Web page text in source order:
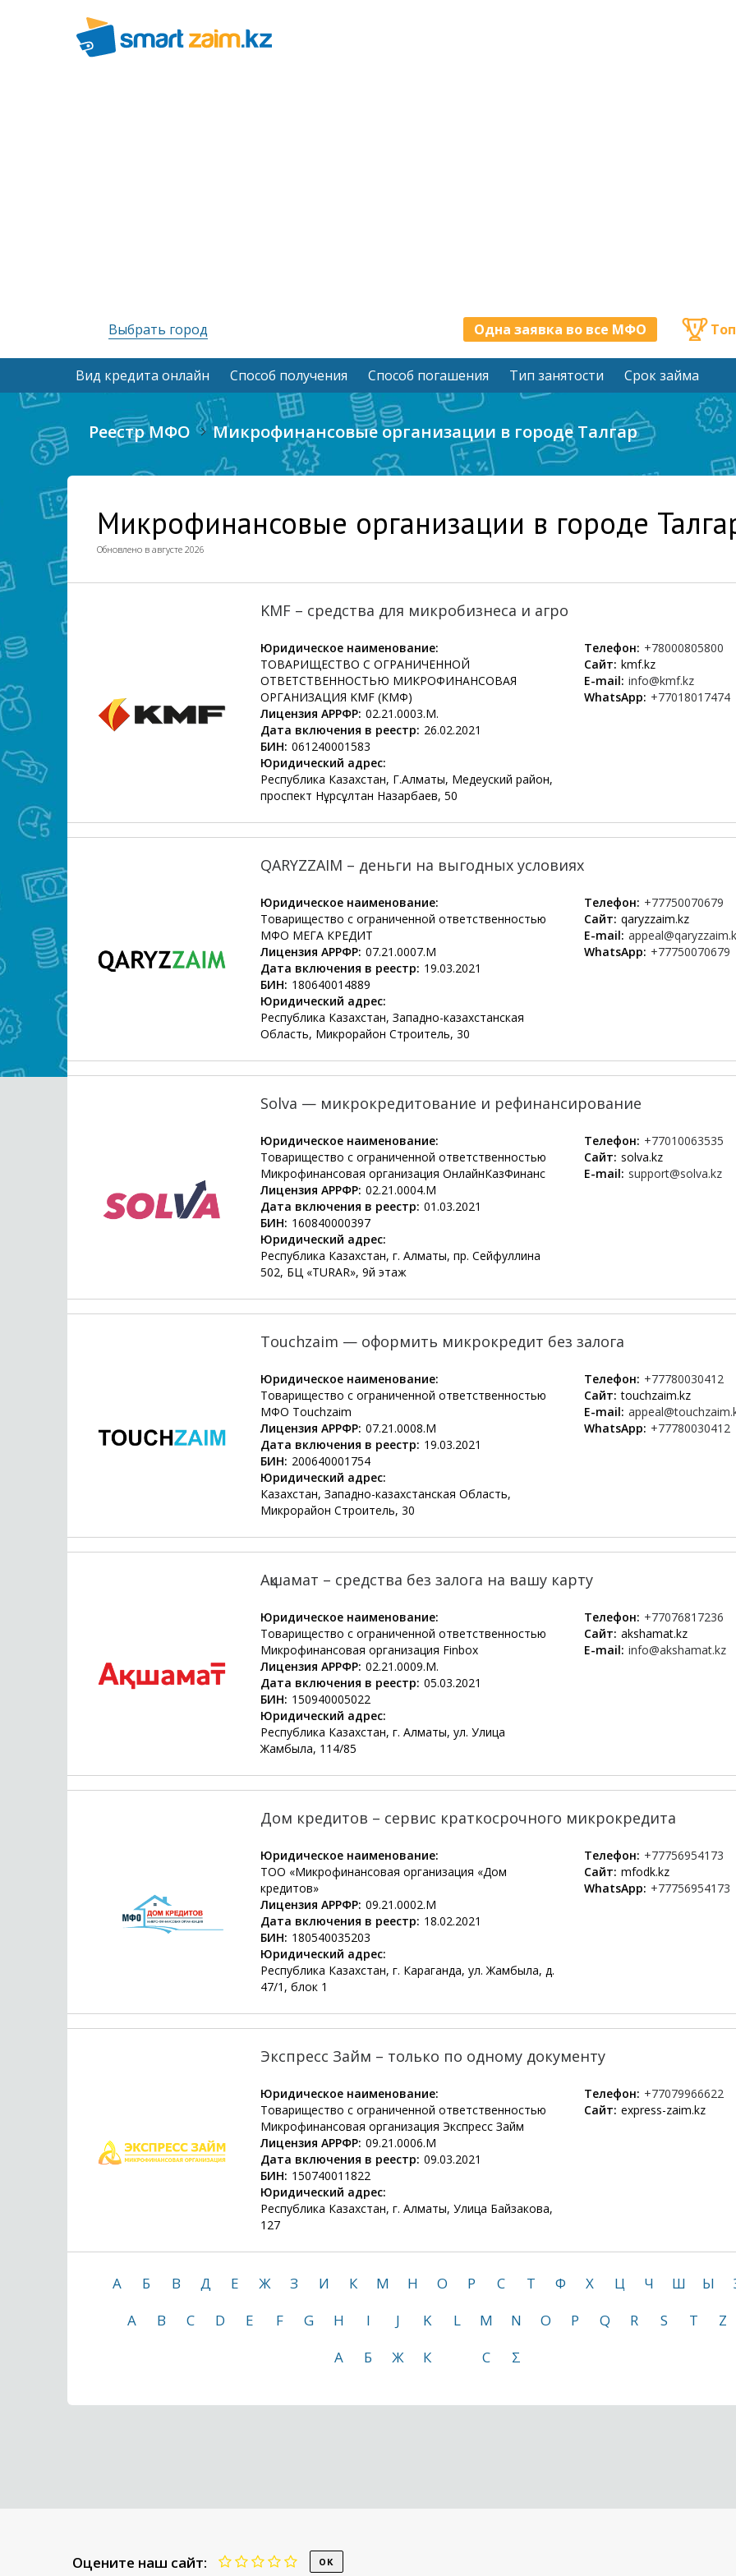
Выбрать город Одна заявка во все МФО
Вид кредита онлайн Способ получения Способ погашения Тип занятости Срок займа
Реестр МФО Микрофинансовые организации в городе Талгар
Микрофинансовые организации в городе
Обновлено в августе 2026
KMF – средства для микробизнеса и агро
Юридическое наименование:
ТОВАРИЩЕСТВО С ОГРАНИЧЕННОЙ
ОТВЕТСТВЕННОСТЬЮ МИКРОФИНАНСОВАЯ
ОРГАНИЗАЦИЯ KMF (КМФ)
Лицензия АРРФР: 02.21.0003.М.
Дата включения в реестр: 26.02.2021
БИН: 061240001583
Юридический адрес:
Республика Казахстан, Г.Алматы, Медеуский район,
проспект Нұрсұлтан Назарбаев, 50
Телефон: +78000805800
Сайт: kmf.kz
E-mail: info@kmf.kz
WhatsApp: +77018017474
QARYZZAIM – деньги на выгодных условиях
Юридическое наименование:
Товарищество с ограниченной ответственностью
МФО МЕГА КРЕДИТ
Лицензия АРРФР: 07.21.0007.М
Дата включения в реестр: 19.03.2021
БИН: 180640014889
Юридический адрес:
Республика Казахстан, Западно-казахстанская
Область, Микрорайон Строитель, 30
Телефон: +77750070679
Сайт: qaryzzaim.kz
E-mail:
WhatsApp: +77750070679
Solva — микрокредитование и рефинансирование
Юридическое наименование:
Товарищество с ограниченной ответственностью
Микрофинансовая организация ОнлайнКазФинанс
Лицензия АРРФР: 02.21.0004.М
Дата включения в реестр: 01.03.2021
БИН: 160840000397
Юридический адрес:
Республика Казахстан, г. Алматы, пр. Сейфуллина
502, БЦ «TURAR», 9й этаж
Телефон: +77010063535
Сайт: solva.kz
E-mail: support@solva.kz
Touchzaim — оформить микрокредит без залога
Юридическое наименование:
Товарищество с ограниченной ответственностью
МФО Touchzaim
Лицензия АРРФР: 07.21.0008.М
Дата включения в реестр: 19.03.2021
БИН: 200640001754
Юридический адрес:
Казахстан, Западно-казахстанская Область,
Микрорайон Строитель, 30
Телефон: +77780030412
Сайт: touchzaim.kz
E-mail:
WhatsApp: +77780030412
Ақшамат – средства без залога на вашу карту
Юридическое наименование:
Товарищество с ограниченной ответственностью
Микрофинансовая организация Finbox
Лицензия АРРФР: 02.21.0009.М.
Дата включения в реестр: 05.03.2021
БИН: 150940005022
Юридический адрес:
Республика Казахстан, г. Алматы, ул. Улица
Жамбыла, 114/85
Телефон: +77076817236
Сайт: akshamat.kz
E-mail: info@akshamat.kz
Дом кредитов – сервис краткосрочного микрокредита
Юридическое наименование:
ТОО «Микрофинансовая организация «Дом
кредитов»
Лицензия АРРФР: 09.21.0002.М
Дата включения в реестр: 18.02.2021
БИН: 180540035203
Юридический адрес:
Республика Казахстан, г. Караганда, ул. Жамбыла, д.
47/1, блок 1
Телефон: +77756954173
Сайт: mfodk.kz
WhatsApp: +77756954173
Экспресс Займ – только по одному документу
Юридическое наименование:
Товарищество с ограниченной ответственностью
Микрофинансовая организация Экспресс Займ
Лицензия АРРФР: 09.21.0006.М
Дата включения в реестр: 09.03.2021
БИН: 150740011822
Юридический адрес:
Республика Казахстан, г. Алматы, Улица Байзакова,
127
Телефон: +77079966622
Сайт: express-zaim.kz
А Б В Д Е Ж З И К М Н О Р С Т Ф Х Ц Ч Ш Ы
A
B C D E F G H I J K L M N O P Q R S T
Z
А
Б Ж К С Σ
Оцените наш сайт: